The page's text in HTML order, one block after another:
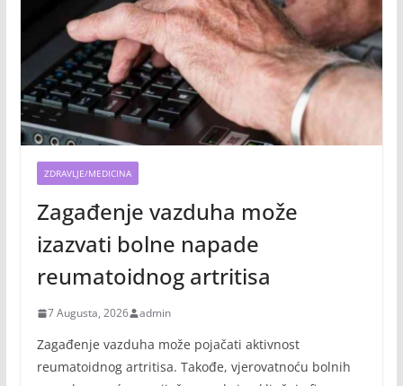
ZDRAVLJE/MEDICINA
Zagađenje vazduha može
izazvati bolne napade
reumatoidnog artritisa
7 Augusta, 2026 admin
Zagađenje vazduha može pojačati aktivnost
reumatoidnog artritisa. Takođe, vjerovatnoću bolnih